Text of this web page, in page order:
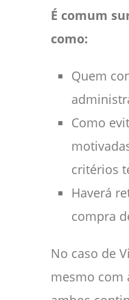
É comum
como:
Quem
Como
critérios
Haverá
compra
No caso de
mesmo com